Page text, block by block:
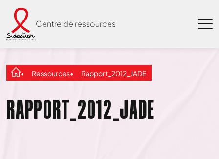
Centre de ressources
Ressources Rapport_2012_JADE
RAPPORT_2012_JADE